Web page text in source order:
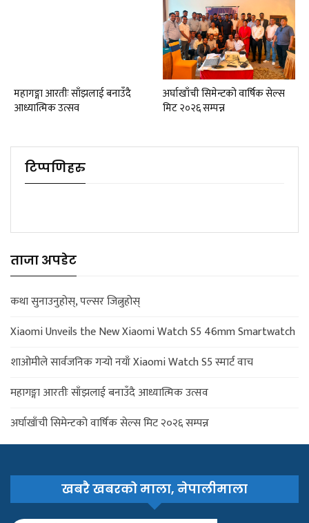
महागङ्गा आरतीः साँझलाई बनाउँदै
आध्यात्मिक उत्सव
अर्घाखाँची सिमेन्टको वार्षिक सेल्स
मिट २०२६ सम्पन्न
टिप्पणिहरु
ताजा अपडेट
कथा सुनाउनुहोस्, पल्सर जित्नुहोस्
Xiaomi Unveils the New Xiaomi Watch S5 46mm Smartwatch
शाओमीले सार्वजनिक गर्‍यो नयाँ Xiaomi Watch S5 स्मार्ट वाच
महागङ्गा आरतीः साँझलाई बनाउँदै आध्यात्मिक उत्सव
अर्घाखाँची सिमेन्टको वार्षिक सेल्स मिट २०२६ सम्पन्न
खबरै खबरको माला, नेपालीमाला